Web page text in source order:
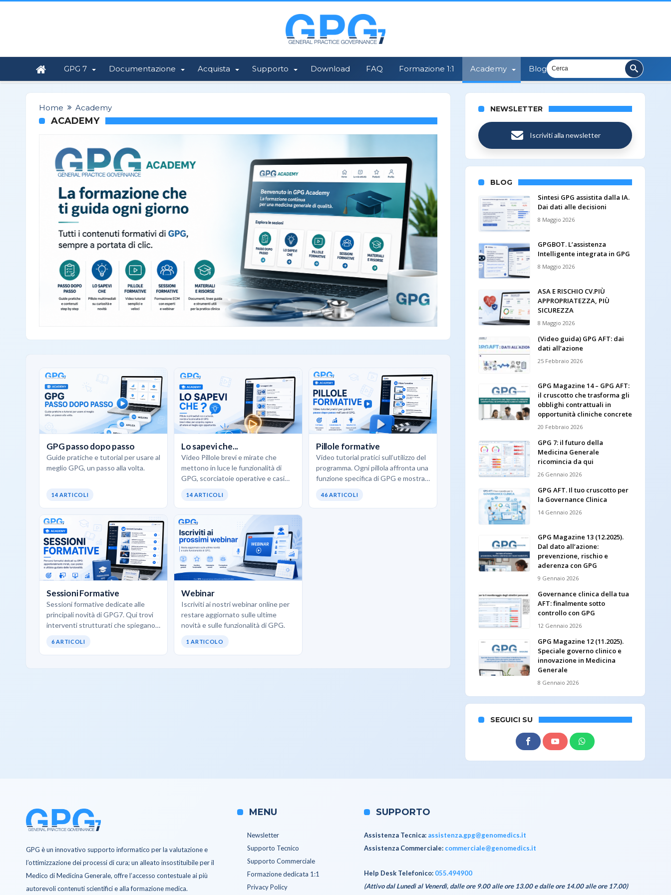
GPG 7 Documentazione Acquista Supporto Download FAQ Formazione 1:1 Academy Blog
Home Academy
ACADEMY
GPG passo dopo passo
Guide pratiche e tutorial per usare al
meglio GPG, un passo alla volta.
14 ARTICOLI
Lo sapevi che...
Video Pillole brevi e mirate che
mettono in luce le funzionalità di
GPG, scorciatoie operative e casi
opportunità pratiche…
14 ARTICOLI
Pillole formative
Video tutorial pratici sull’utilizzo del
programma. Ogni pillola affronta una
funzione specifica di GPG e mostra
teoria inutile. Ideali quando…
46 ARTICOLI
Sessioni Formative
Sessioni formative dedicate alle
principali novità di GPG7. Qui trovi
interventi strutturati che spiegano
moduli, le funzionalità avanzate…
6 ARTICOLI
Webinar
Iscriviti ai nostri webinar online per
restare aggiornato sulle ultime
novità e sulle funzionalità di GPG.
1 ARTICOLO
NEWSLETTER
Iscriviti alla newsletter
BLOG
Sintesi GPG assistita dalla IA.
Dai dati alle decisioni
8 Maggio 2026
GPGBOT. L’assistenza
Intelligente integrata in GPG
8 Maggio 2026
ASA E RISCHIO CV.PIÙ
APPROPRIATEZZA, PIÙ
SICUREZZA
8 Maggio 2026
(Video guida) GPG AFT: dai
dati all’azione
25 Febbraio 2026
GPG Magazine 14 – GPG AFT:
il cruscotto che trasforma gli
obblighi contrattuali in
opportunità cliniche concrete
20 Febbraio 2026
GPG 7: il futuro della
Medicina Generale
ricomincia da qui
26 Gennaio 2026
GPG AFT. Il tuo cruscotto per
la Governance Clinica
14 Gennaio 2026
GPG Magazine 13 (12.2025).
Dal dato all’azione:
prevenzione, rischio e
aderenza con GPG
9 Gennaio 2026
Governance clinica della tua
AFT: finalmente sotto
controllo con GPG
12 Gennaio 2026
GPG Magazine 12 (11.2025).
Speciale governo clinico e
innovazione in Medicina
Generale
8 Gennaio 2026
SEGUICI SU
GPG è un innovativo supporto informatico per la valutazione e
l’ottimizzazione dei processi di cura; un alleato insostituibile per il
Medico di Medicina Generale, offre l’accesso contestuale ai più
autorevoli contenuti scientifici e alla formazione medica.
MENU
Newsletter
Supporto Tecnico
Supporto Commerciale
Formazione dedicata 1:1
Privacy Policy
SUPPORTO
Assistenza Tecnica: assistenza.gpg@genomedics.it
Assistenza Commerciale: commerciale@genomedics.it
Help Desk Telefonico: 055.494900
(Attivo dal Lunedì al Venerdì, dalle ore 9.00 alle ore 13.00 e dalle ore 14.00 alle ore 17.00)